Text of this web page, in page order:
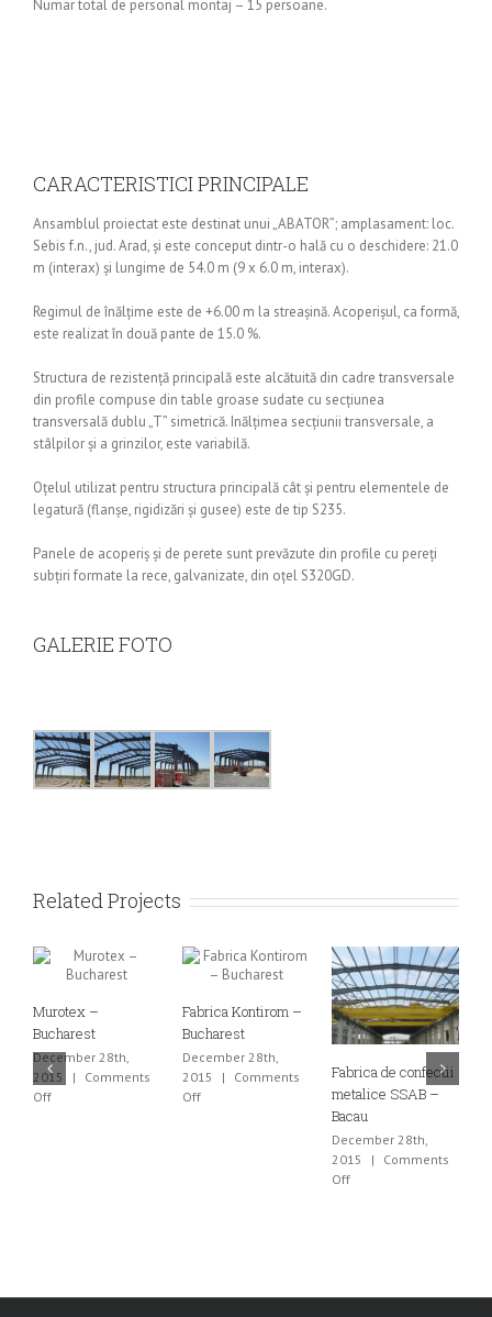
Numar total de personal montaj – 15 persoane.
CARACTERISTICI PRINCIPALE
Ansamblul proiectat este destinat unui „ABATOR”; amplasament: loc.
Sebis f.n., jud. Arad, şi este conceput dintr-o hală cu o deschidere: 21.0
m (interax) şi lungime de 54.0 m (9 x 6.0 m, interax).
Regimul de înălţime este de +6.00 m la streaşină. Acoperişul, ca formă,
este realizat în două pante de 15.0 %.
Structura de rezistenţă principală este alcătuită din cadre transversale
din profile compuse din table groase sudate cu secţiunea
transversală dublu „T” simetrică. Inălţimea secţiunii transversale, a
stâlpilor şi a grinzilor, este variabilă.
Oţelul utilizat pentru structura principală cât şi pentru elementele de
legatură (flanşe, rigidizări şi gusee) este de tip S235.
Panele de acoperiş şi de perete sunt prevăzute din profile cu pereţi
subţiri formate la rece, galvanizate, din oţel S320GD.
GALERIE FOTO
Related Projects
Murotex –
Bucharest
December 28th,
2015
|
Comments
Offon
Fabrica Kontirom –
Bucharest
December 28th,
2015
|
Comments
Offon
Fabrica de confectii
metalice SSAB –
Bacau
December 28th,
2015
|
Comments
Offon
–